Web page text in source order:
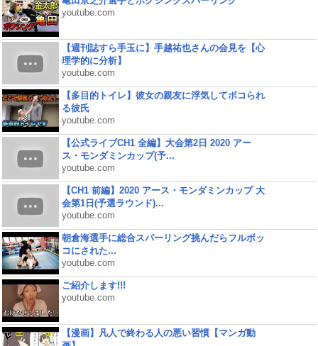
youtube.com
【週刊誌すら手玉に】手越祐也さんの会見を【心
理学的に分析】
youtube.com
【多目的トイレ】彼女の親友に浮気してボコられ
る彼氏
youtube.com
【公式ライブCH1 全編】大会第2日 2020 アー
ス・モンダミンカップ(予...
youtube.com
【CH1 前編】2020 アース・モンダミンカップ 大
会第1日(予選ラウンド)...
youtube.com
朝倉海選手に総合スパーリング挑んだらフルボッ
コにされた...
youtube.com
ご紹介します!!!
youtube.com
【漫画】凡人で終わる人の悪い習慣【マンガ動